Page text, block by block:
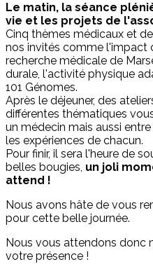
Le matin, la séance
vie et les projets de
Cinq thèmes médicaux et
nos invités comme l'impact
recherche médicale de
durale, l'activité physique
101 Génomes.
Après le déjeuner, des
différentes thématiques
un médecin mais aussi
les expériences de chacun.
Pour finir, il sera l'heure de
belles bougies, un joli
attend !
Nous avons hâte de vous
pour cette belle journée.
Nous vous attendons donc
votre présence !